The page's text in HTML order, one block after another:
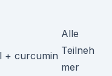
Alle
Teilneh
mer